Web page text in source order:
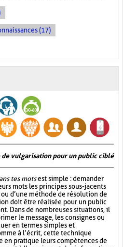
(17)
de vulgarisation pour un public ciblé
tes motsest simple : demander
mots les principes sous-jacents
d’une méthode de résolution de
doit être réalisée pour un public
Dans de nombreuses situations, il
le message, les consignes ou
en termes simples et
à l’écrit, cette technique
en pratique leurs compétences de